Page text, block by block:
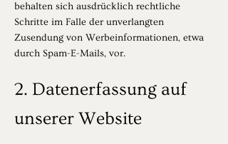
behalten sich ausdrücklich rechtliche
Schritte im Falle der unverlangten
Zusendung von Werbeinformationen, etwa
durch Spam-E-Mails, vor.
2. Datenerfassung auf
unserer Website